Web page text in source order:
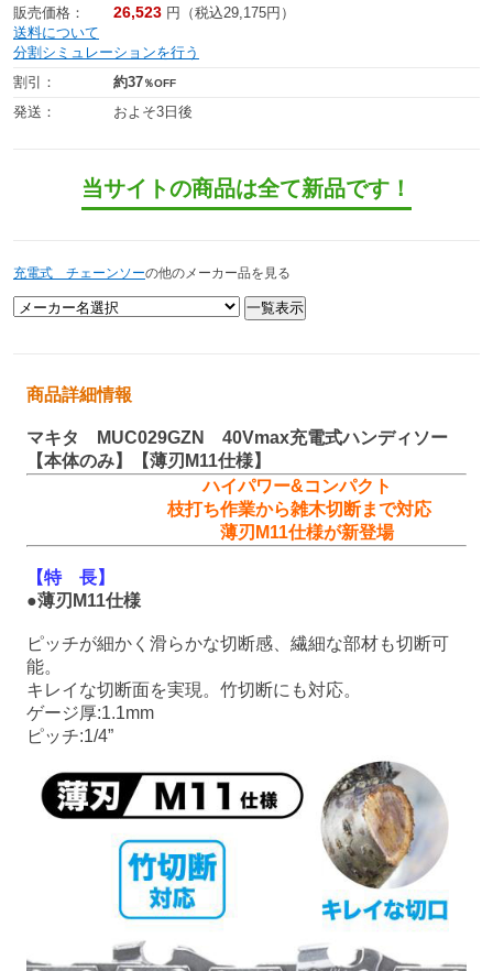
販売価格：
26,523 円（税込29,175円）
送料について
分割シミュレーションを行う
割引：
約37％OFF
発送： およそ3日後
当サイトの商品は全て新品です！
充電式 チェーンソーの他のメーカー品を見る
商品詳細情報
マキタ MUC029GZN 40Vmax充電式ハンディソー
【本体のみ】【薄刃M11仕様】
ハイパワー&コンパクト
枝打ち作業から雑木切断まで対応
薄刃M11仕様が新登場
【特 長】
●薄刃M11仕様
ピッチが細かく滑らかな切断感、繊細な部材も切断可
能。
キレイな切断面を実現。竹切断にも対応。
ゲージ厚:1.1mm
ピッチ:1/4”